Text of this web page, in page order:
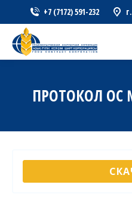
+7 (7172) 591-232
ПРОТОКОЛ ОС